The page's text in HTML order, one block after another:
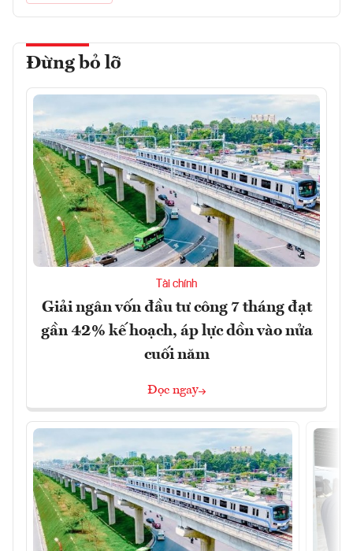
Đừng bỏ lỡ
Tài chính
Giải ngân vốn đầu tư công 7 tháng đạt
gần 42% kế hoạch, áp lực dồn vào nửa
cuối năm
Đọc ngay